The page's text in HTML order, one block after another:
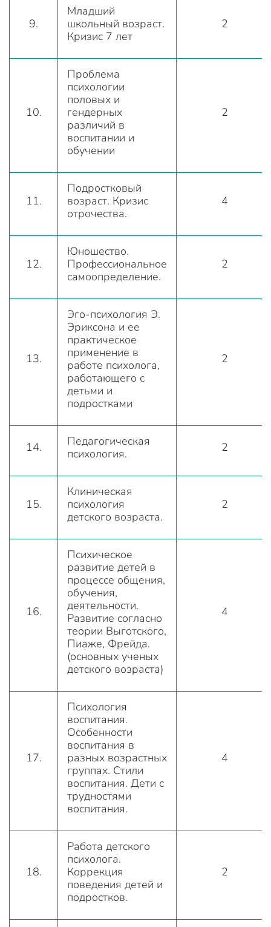
9.
Младший
школьный возраст.
Кризис 7 лет
2
10.
Проблема
психологии
половых и
гендерных
различий в
воспитании и
обучении
2
11.
Подростковый
возраст. Кризис
отрочества.
4
12.
Юношество.
Профессиональное
самоопределение.
2
13.
Эго-психология Э.
Эриксона и ее
практическое
применение в
работе психолога,
работающего с
детьми и
подростками
2
14.
Педагогическая
психология.
2
15.
Клиническая
психология
детского возраста.
2
16.
Психическое
развитие детей в
процессе общения,
обучения,
деятельности.
Развитие согласно
теории Выготского,
Пиаже, Фрейда.
(основных ученых
детского возраста)
4
17.
Психология
воспитания.
Особенности
воспитания в
разных возрастных
группах. Стили
воспитания. Дети с
трудностями
воспитания.
4
18.
Работа детского
психолога.
Коррекция
поведения детей и
подростков.
2